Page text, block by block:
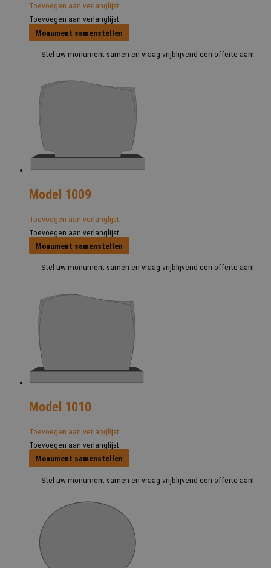
Toevoegen aan verlanglijst
Toevoegen aan verlanglijst
Monument samenstellen
Stel uw monument samen en vraag vrijblijvend een offerte aan!
Model 1009
Toevoegen aan verlanglijst
Toevoegen aan verlanglijst
Monument samenstellen
Stel uw monument samen en vraag vrijblijvend een offerte aan!
Model 1010
Toevoegen aan verlanglijst
Toevoegen aan verlanglijst
Monument samenstellen
Stel uw monument samen en vraag vrijblijvend een offerte aan!